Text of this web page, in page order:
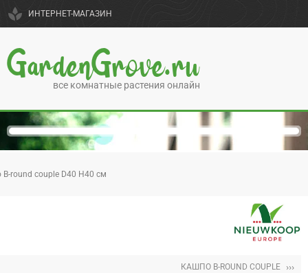
spa ИНТЕРНЕТ-МАГАЗИН
GardenGrove.ru
все комнатные растения онлайн
round couple D40 H40 см
КАШПО B-ROUND COUPLE ›››